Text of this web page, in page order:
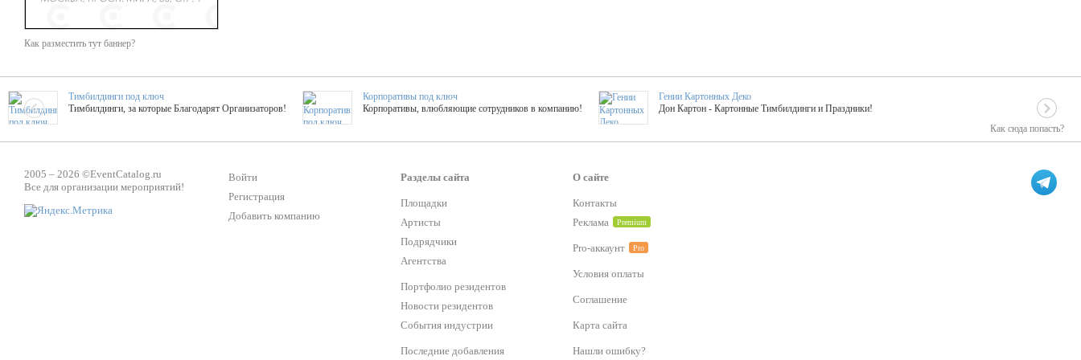
Как разместить тут баннер?
Как сюда попасть?
Тимбилдинги под ключ
Тимбилдинги, за которые Благодарят Организаторов!
Корпоративы под ключ
Корпоративы, влюбляющие сотрудников в компанию!
Гении Картонных Деко
Дон Картон - Картонные Тимбилдинги и Праздники!
ТОПовые мастер-классы на мероприятие! Гибкие цены!
ShowTex - Декор и Ди
Мастер-классы
ТОП 25 активностей! Смета за 15 минут!
Букинг компания №1
Оперативная информация о любых зарубежных артистах
Каждый второй заказ контента со скидкой в 15%
Хотите весело?
Тематический БАР от 50 000 р.
2005 – 2026 ©EventCatalog.ru
Все для организации мероприятий!
Войти
Регистрация
Добавить компанию
Разделы сайта
Площадки
Артисты
Подрядчики
Агентства
Портфолио резидентов
Новости резидентов
События индустрии
Последние добавления
О сайте
Контакты
Реклама
Premium
Pro-аккаунт Pro
Условия оплаты
Соглашение
Карта сайта
Нашли ошибку?